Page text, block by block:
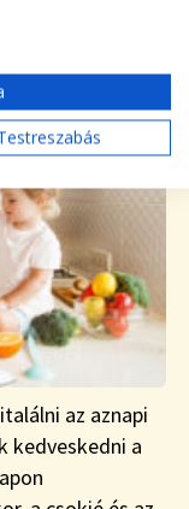
az aznapi
kedveskedni a